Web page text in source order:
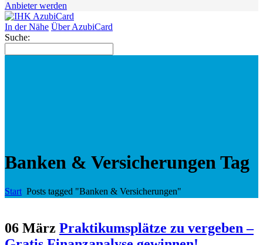
Anbieter werden
In der Nähe Über AzubiCard
Suche:
Banken & Versicherungen Tag
Start Posts tagged "Banken & Versicherungen"
06 März Praktikumsplätze zu vergeben –